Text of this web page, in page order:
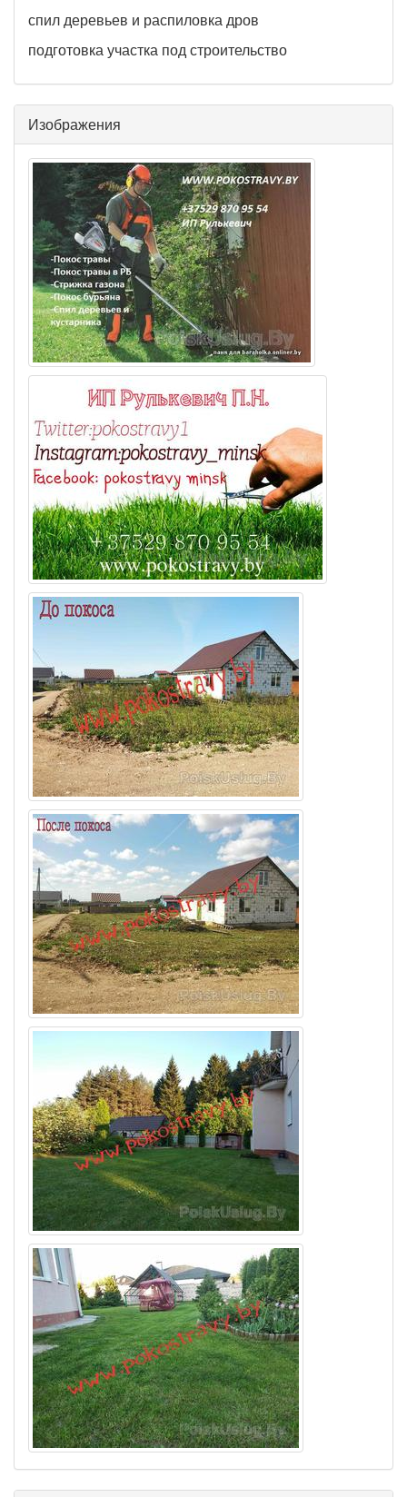
спил деревьев и распиловка дров
подготовка участка под строительство
Изображения